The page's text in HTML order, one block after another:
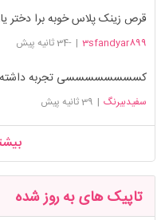
قرص زینک پلاس خوبه برا دختر
3sfandyar899
| -34 ثانیه پیش
کسسسسسسسسی تجربه داشته
سفیدبیرنگ | 39 ثانیه پیش
تاپیک های به روز شده